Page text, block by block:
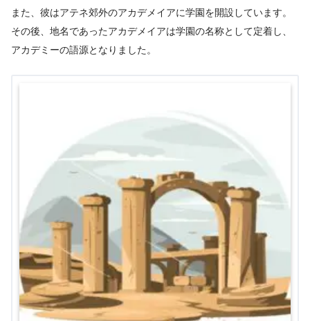
また、彼はアテネ郊外のアカデメイアに学園を開設しています。
その後、地名であったアカデメイアは学園の名称として定着し、
アカデミーの語源となりました。